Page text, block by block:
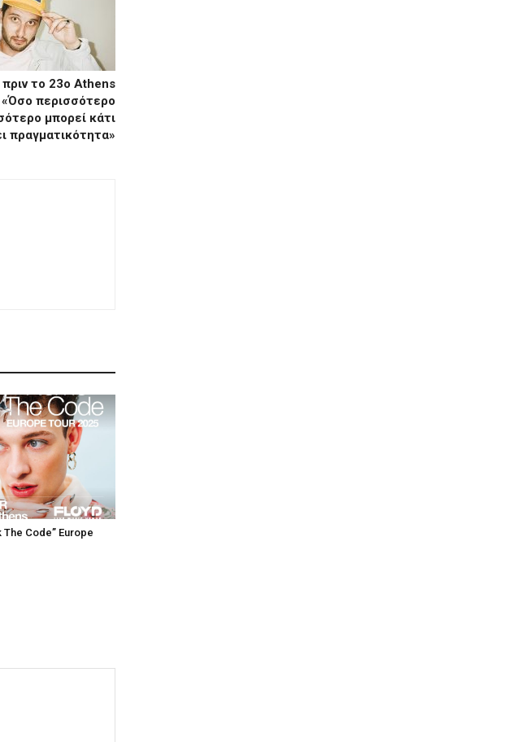
το 23o Athens
περισσότερο
μπορεί κάτι
πραγματικότητα»
The Code” Europe